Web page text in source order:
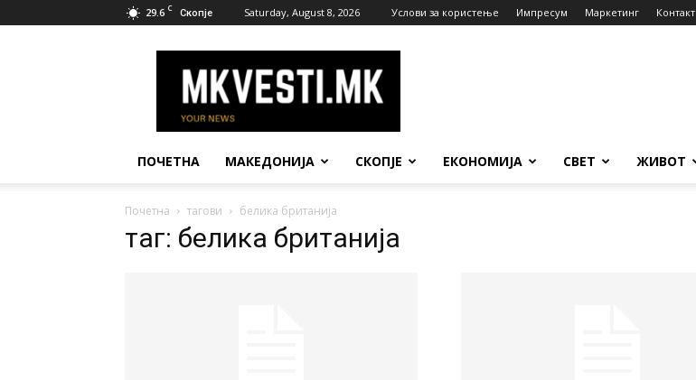
29.6 C Скопје Saturday, August 8, 2026 Услови за користење Импресум Маркетинг Контакт
Вести
ПОЧЕТНА МАКЕДОНИЈА СКОПЈЕ ЕКОНОМИЈА СВЕТ ЖИВОТ
Почетна тагови белика британија
таг: белика британија